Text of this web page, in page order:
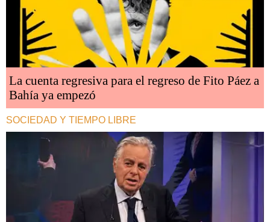
La cuenta regresiva para el regreso de Fito Páez a
Bahía ya empezó
SOCIEDAD Y TIEMPO LIBRE